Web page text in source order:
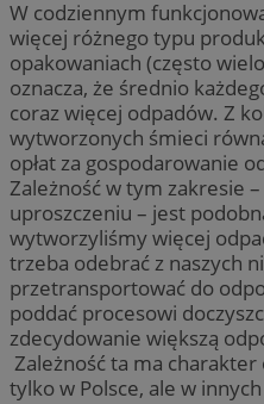
W codziennym
więcej różnego typu
opakowaniach (często
oznacza, że średnio
coraz więcej odpadów. Z
wytworzonych śmieci
opłat za gospodarowanie
Zależność w tym zakresie
uproszczeniu – jest
wytworzyliśmy więcej
trzeba odebrać z naszych
przetransportować do
poddać procesowi
zdecydowanie większą
Zależność ta ma
tylko w Polsce, ale w